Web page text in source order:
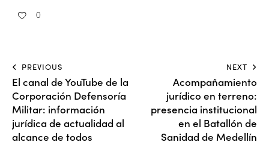
0
PREVIOUS
El canal de YouTube de la
Corporación Defensoría
Militar: información
jurídica de actualidad al
alcance de todos
NEXT
Acompañamiento
jurídico en terreno:
presencia institucional
en el Batallón de
Sanidad de Medellín